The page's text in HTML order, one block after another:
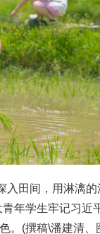
田间，用淋漓
年学生牢记习近
。(撰稿\潘建清